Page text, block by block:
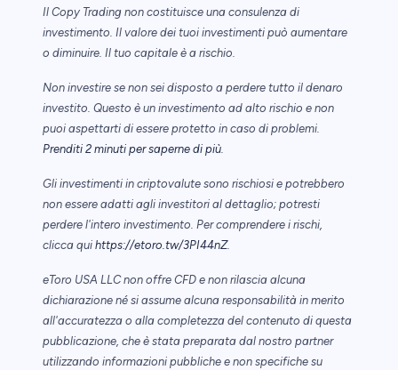
Il Copy Trading non costituisce una consulenza di
investimento. Il valore dei tuoi investimenti può aumentare
o diminuire. Il tuo capitale è a rischio.
Non investire se non sei disposto a perdere tutto il denaro
investito. Questo è un investimento ad alto rischio e non
puoi aspettarti di essere protetto in caso di problemi.
Prenditi 2 minuti per saperne di più.
Gli investimenti in criptovalute sono rischiosi e potrebbero
non essere adatti agli investitori al dettaglio; potresti
perdere l'intero investimento. Per comprendere i rischi,
clicca qui https://etoro.tw/3PI44nZ.
eToro USA LLC non offre CFD e non rilascia alcuna
dichiarazione né si assume alcuna responsabilità in merito
all'accuratezza o alla completezza del contenuto di questa
pubblicazione, che è stata preparata dal nostro partner
utilizzando informazioni pubbliche e non specifiche su